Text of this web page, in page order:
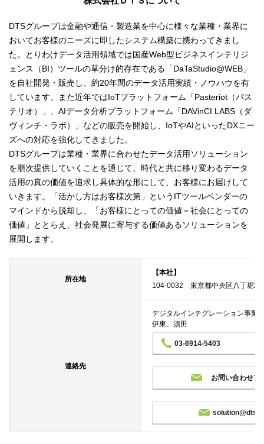
DTSグループは金融や通信・製造業を中心に様々な業種・業界に
おいてお客様のニーズに即したシステム構築に携わってきまし
た。とりわけデータ活用領域では国産Web型ビジネスインテリジ
ェンス（BI）ツールの草分け的存在である「DaTaStudio@WEB」
を自社開発・販売し、約20年間のデータ活用実績・ノウハウを有
しています。また近年ではIoTプラットフォーム「Pasteriot（パス
テリオ）」、AIデータ分析プラットフォーム「DAVinCI LABS（ダ
ヴィンチ・ラボ）」などの販売を開始し、IoTやAIといったDXニー
ズへの対応を強化してきました。
DTSグループは業種・業界に合わせたデータ活用ソリューション
を順次提供していくことを通じて、時代と共に移り変わるデータ
活用の真の価値を追求し具体的な形にして、お客様にお届けして
いきます。「活かし方はお客様次第」というITツールベンダーの
マインドから脱却し、「お客様にとっての価値＝社会にとっての
価値」ととらえ、社会発展に寄与する価値あるソリューションを
展開します。
所在地
【本社】
104-0032 東京都中央区八丁堀2-
連絡先
デジタルインテグレーション事業
伊東、須田
03-6914-5403
お問い合わせフ